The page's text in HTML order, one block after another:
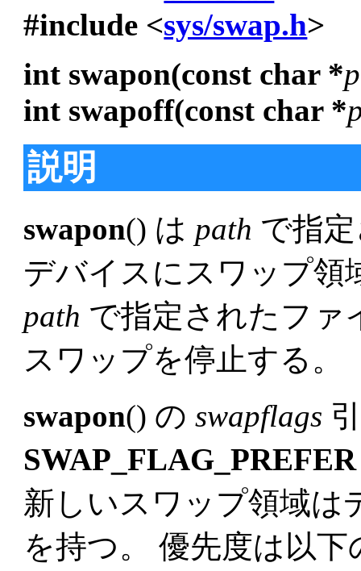
#include <sys/swap.h>
int swapon(const char *
int swapoff(const char *
説明
swapon() は path で指
デバイスにスワップ領
path で指定されたファ
スワップを停止する。
swapon() のswapflags
SWAP_FLAG_PREFER
新しいスワップ領域は
を持つ。 優先度は以